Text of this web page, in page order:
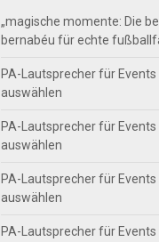
„magische momente: Die
bernabéu für echte
PA-Lautsprecher für
auswählen
PA-Lautsprecher für
auswählen
PA-Lautsprecher für
auswählen
PA-Lautsprecher für